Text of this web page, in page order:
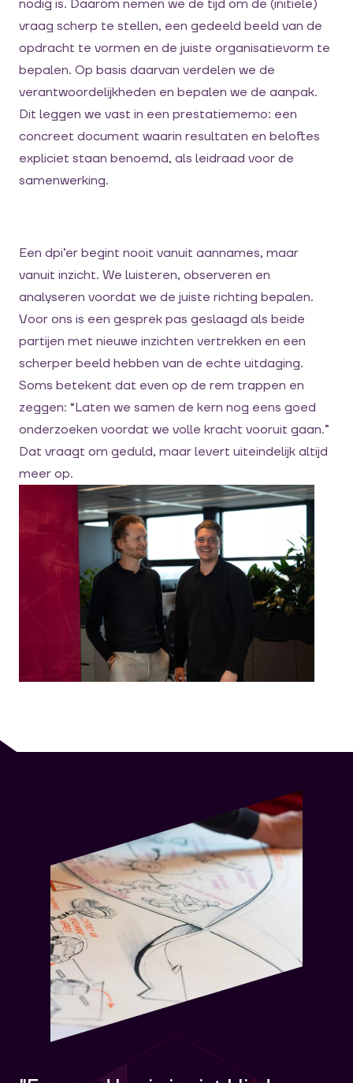
nodig is. Daarom nemen we de tijd om de (initiële)
vraag scherp te stellen, een gedeeld beeld van de
opdracht te vormen en de juiste organisatievorm te
bepalen. Op basis daarvan verdelen we de
verantwoordelijkheden en bepalen we de aanpak.
Dit leggen we vast in een prestatiememo: een
concreet document waarin resultaten en beloftes
expliciet staan benoemd, als leidraad voor de
samenwerking.
Een dpi’er begint nooit vanuit aannames, maar
vanuit inzicht. We luisteren, observeren en
analyseren voordat we de juiste richting bepalen.
Voor ons is een gesprek pas geslaagd als beide
partijen met nieuwe inzichten vertrekken en een
scherper beeld hebben van de echte uitdaging.
Soms betekent dat even op de rem trappen en
zeggen: “Laten we samen de kern nog eens goed
onderzoeken voordat we volle kracht vooruit gaan.”
Dat vraagt om geduld, maar levert uiteindelijk altijd
meer op.